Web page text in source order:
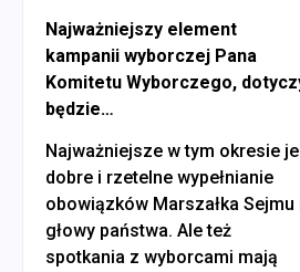
Najważniejszy element
kampanii wyborczej Pana
Komitetu Wyborczego,
będzie…
Najważniejsze w tym okresie
dobre i rzetelne wypełnianie
obowiązków Marszałka Sejmu
głowy państwa. Ale też
spotkania z wyborcami mają